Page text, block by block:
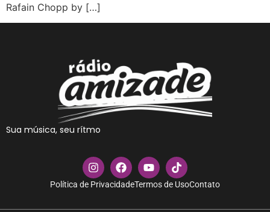
Rafain Chopp by […]
Sua música, seu rítmo
Política de PrivacidadeTermos de UsoContato